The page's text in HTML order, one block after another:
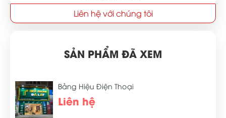
Liên hệ với chúng tôi
SẢN PHẨM ĐÃ XEM
Bảng Hiệu Điện Thoại
Liên hệ